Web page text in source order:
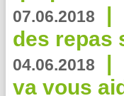
07.06.2018 |
des repas
04.06.2018 |
va vous